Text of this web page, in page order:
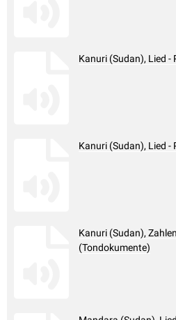
Kanuri (Sudan), Lied
Kanuri (Sudan), Lied
Kanuri (Sudan),
(Tondokumente)